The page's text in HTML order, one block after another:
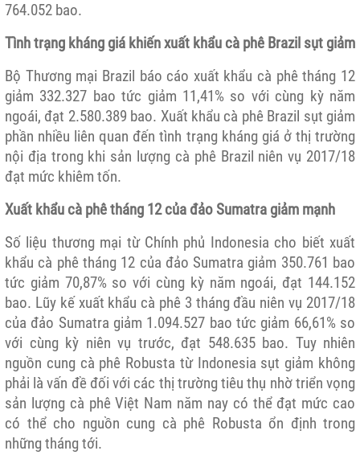
764.052 bao.
Tình trạng kháng giá khiến xuất khẩu cà phê Brazil sụt giảm
Bộ Thương mại Brazil báo cáo xuất khẩu cà phê tháng 12
giảm 332.327 bao tức giảm 11,41% so với cùng kỳ năm
ngoái, đạt 2.580.389 bao. Xuất khẩu cà phê Brazil sụt giảm
phần nhiều liên quan đến tình trạng kháng giá ở thị trường
nội địa trong khi sản lượng cà phê Brazil niên vụ 2017/18
đạt mức khiêm tốn.
Xuất khẩu cà phê tháng 12 của đảo Sumatra giảm mạnh
Số liệu thương mại từ Chính phủ Indonesia cho biết xuất
khẩu cà phê tháng 12 của đảo Sumatra giảm 350.761 bao
tức giảm 70,87% so với cùng kỳ năm ngoái, đạt 144.152
bao. Lũy kế xuất khẩu cà phê 3 tháng đầu niên vụ 2017/18
của đảo Sumatra giảm 1.094.527 bao tức giảm 66,61% so
với cùng kỳ niên vụ trước, đạt 548.635 bao. Tuy nhiên
nguồn cung cà phê Robusta từ Indonesia sụt giảm không
phải là vấn đề đối với các thị trường tiêu thụ nhờ triển vọng
sản lượng cà phê Việt Nam năm nay có thể đạt mức cao
có thể cho nguồn cung cà phê Robusta ổn định trong
những tháng tới.